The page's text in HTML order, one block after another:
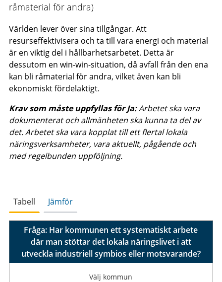
råmaterial för andra)
Världen lever över sina tillgångar. Att
resurseffektivisera och ta till vara energi och material
är en viktig del i hållbarhetsarbetet. Detta är
dessutom en win-win-situation, då avfall från den ena
kan bli råmaterial för andra, vilket även kan bli
ekonomiskt fördelaktigt.
Krav som måste uppfyllas för Ja:Arbetet ska vara
dokumenterat och allmänheten ska kunna ta del av
det. Arbetet ska vara kopplat till ett flertal lokala
näringsverksamheter, vara aktuellt, pågående och
med regelbunden uppföljning.
Tabell Jämför
Fråga: Har kommunen ett systematiskt arbete
där man stöttar det lokala näringslivet i att
utveckla industriell symbios eller motsvarande?
Välj kommun